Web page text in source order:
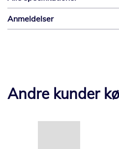
Anmeldelser
Andre kunder